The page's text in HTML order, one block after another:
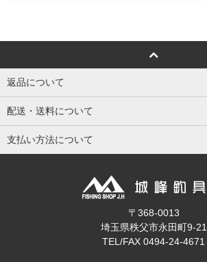
返品について
配送・送料について
支払い方法について
〒368-0013
埼玉県秩父市永田町9-21
TEL/FAX 0494-24-4671